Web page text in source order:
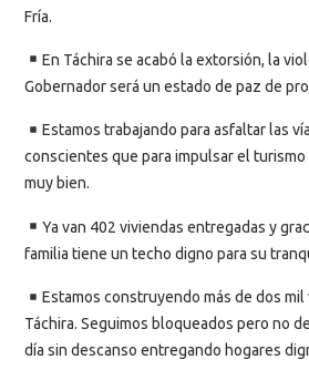
Fría.
En Táchira se acabó la extorsión, la
Gobernador será un estado de paz de
Estamos trabajando para asfaltar las
conscientes que para impulsar el
muy bien.
Ya van 402 viviendas entregadas y
familia tiene un techo digno para su
Estamos construyendo más de dos
Táchira. Seguimos bloqueados pero no
día sin descanso entregando hogares